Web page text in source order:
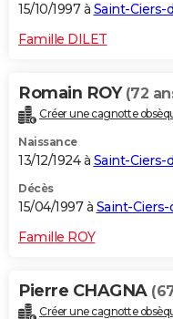
15/10/1997 à Saint-Ciers-
Famille DILET
Romain ROY (72
Créer une cagnotte
Naissance
13/12/1924 à Saint-Ciers-
Décès
15/04/1997 à Saint-Ciers-
Famille ROY
Pierre CHAGNA
Créer une cagnotte